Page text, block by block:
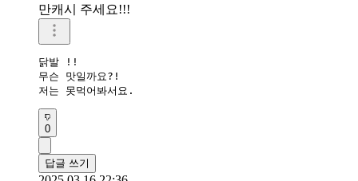
만캐시 주세요!!!
닭발 !!
무슨 맛일까요?!
저는 못먹어봐서요.
0
답글 쓰기